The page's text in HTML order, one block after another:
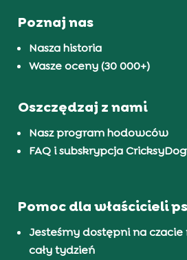
Poznaj nas
Nasza historia
Wasze oceny (30 000+)
Oszczędzaj z nami
Nasz program hodowców
FAQ i subskrypcja CricksyDog
Pomoc dla właścicieli
Jesteśmy dostępni na
cały tydzień